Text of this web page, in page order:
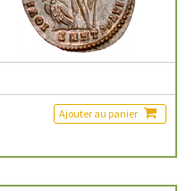
Ajouter au panier